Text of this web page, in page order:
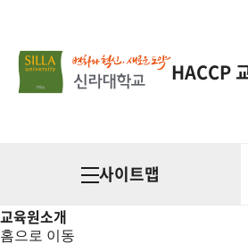
HACCP
사이트맵
교육원소개
홈으로 이동